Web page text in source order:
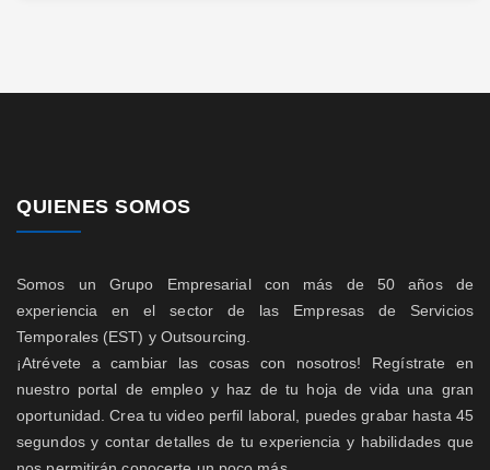
QUIENES SOMOS
Somos un Grupo Empresarial con más de 50 años de
experiencia en el sector de las Empresas de Servicios
Temporales (EST) y Outsourcing.
¡Atrévete a cambiar las cosas con nosotros! Regístrate en
nuestro portal de empleo y haz de tu hoja de vida una gran
oportunidad. Crea tu video perfil laboral, puedes grabar hasta 45
segundos y contar detalles de tu experiencia y habilidades que